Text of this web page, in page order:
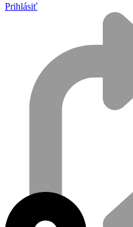
Prihlásiť